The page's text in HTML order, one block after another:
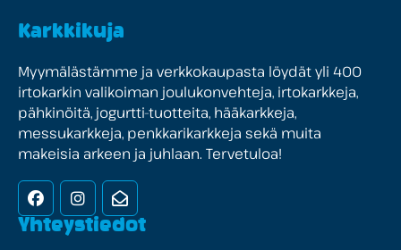
Karkkikuja
Myymälästämme ja verkkokaupasta löydät yli 400
irtokarkin valikoiman joulukonvehteja, irtokarkkeja,
pähkinöitä, jogurtti-tuotteita, hääkarkkeja,
messukarkkeja, penkkarikarkkeja sekä muita
makeisia arkeen ja juhlaan. Tervetuloa!
FacebookInstagramUutiskirje
Yhteystiedot